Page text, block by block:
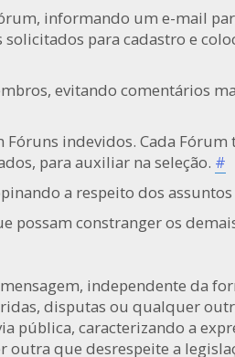
informando um e-mail
para cadastro e
evitando comentários
Fóruns indevidos. Cada
para auxiliar na seleção. #
a respeito dos
possam constranger os
independente da
disputas ou qualquer
pública, caracterizando a
outra que desrespeite a